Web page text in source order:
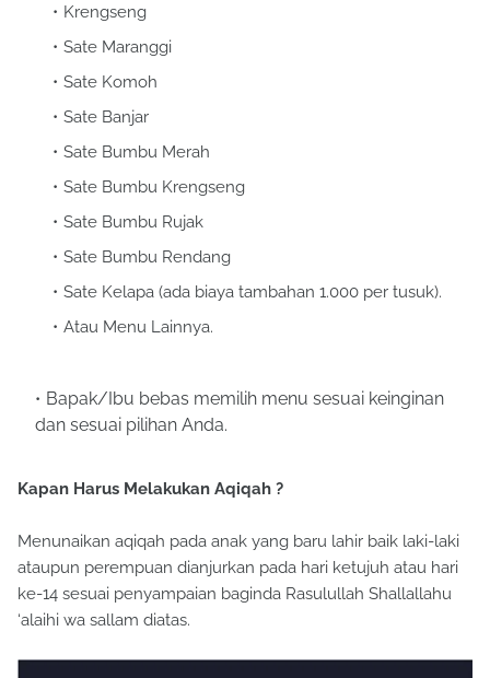
Krengseng
Sate Maranggi
Sate Komoh
Sate Banjar
Sate Bumbu Merah
Sate Bumbu Krengseng
Sate Bumbu Rujak
Sate Bumbu Rendang
Sate Kelapa (ada biaya tambahan 1.000 per tusuk).
Atau Menu Lainnya.
Bapak/Ibu bebas memilih menu sesuai keinginan
dan sesuai pilihan Anda.
Kapan Harus Melakukan Aqiqah ?
Menunaikan aqiqah pada anak yang baru lahir baik laki-laki
ataupun perempuan dianjurkan pada hari ketujuh atau hari
ke-14 sesuai penyampaian baginda Rasulullah Shallallahu
‘alaihi wa sallam diatas.